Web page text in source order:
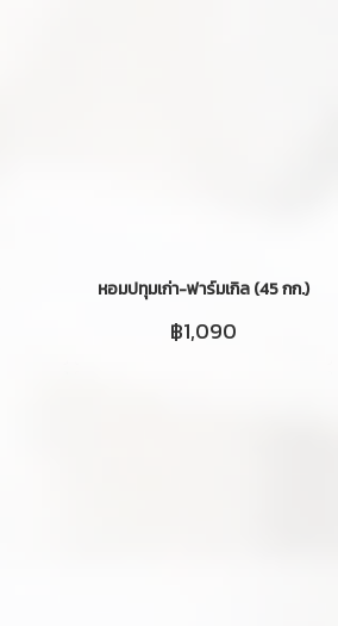
หอมปทุมเก่า-ฟาร์มเกิล (45 กก.)
฿1,090